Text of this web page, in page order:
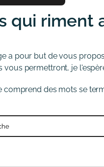
qui riment
a pour but de vous
vous permettront, je
comprend des mots se